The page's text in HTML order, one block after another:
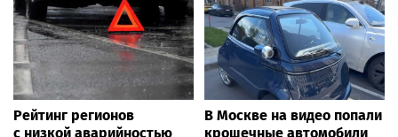
Рейтинг регионов
с низкой аварийностью
В Москве на видео попали
крошечные автомобили